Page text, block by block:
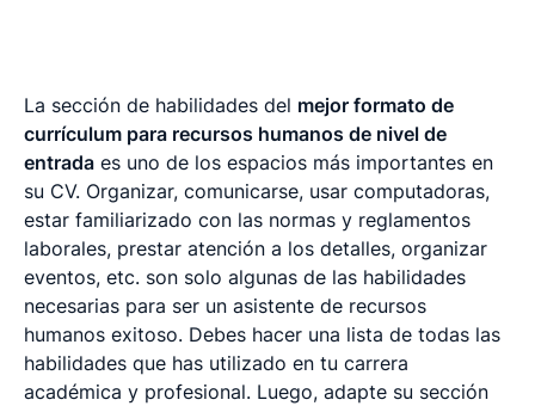
La sección de habilidades del mejor formato de
currículum para recursos humanos de nivel de
entrada es uno de los espacios más importantes en
su CV. Organizar, comunicarse, usar computadoras,
estar familiarizado con las normas y reglamentos
laborales, prestar atención a los detalles, organizar
eventos, etc. son solo algunas de las habilidades
necesarias para ser un asistente de recursos
humanos exitoso. Debes hacer una lista de todas las
habilidades que has utilizado en tu carrera
académica y profesional. Luego, adapte su sección